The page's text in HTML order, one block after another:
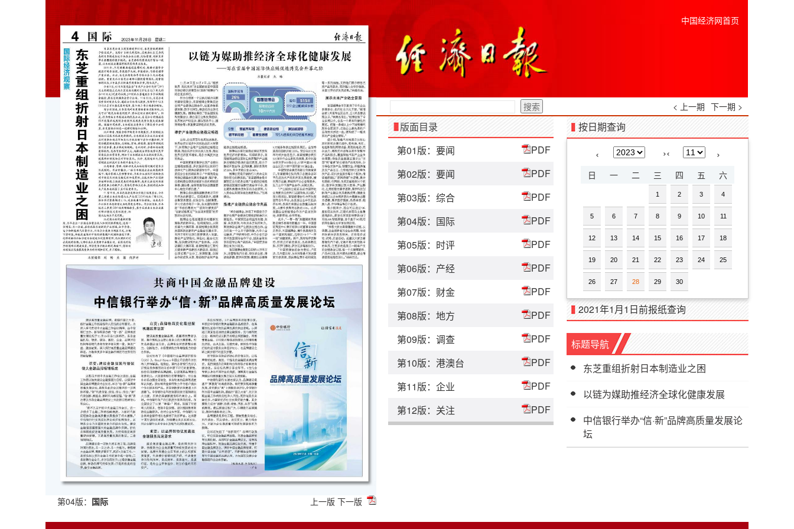
第04版： 国际 上一版 下一版
中国经济网首页
< 上一期 下一期 >
版面目录
第01版：要闻
PDF
第02版：要闻
PDF
第03版：综合
PDF
第04版：国际
PDF
第05版：时评
PDF
第06版：产经
PDF
第07版：财金
PDF
第08版：地方
PDF
第09版：调查
PDF
第10版：港澳台
PDF
第11版：企业
PDF
第12版：关注
PDF
按日期查询
‹ ›‹ ›
日 一 二 三 四 五 六
1 2 3 4
5 6 7 8 9 10 11
12 13 14 15 16 17 18
19 20 21 22 23 24 25
26 27 28 29 30
2021年1月1日前报纸查询
标题导航
东芝重组折射日本制造业之困
以链为媒助推经济全球化健康发展
中信银行举办“信·新”品牌高质量发展论
坛